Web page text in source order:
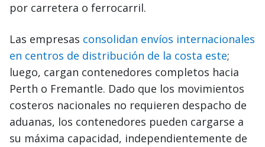
por carretera o ferrocarril.
Las empresas consolidan envíos internacionales
en centros de distribución de la costa este;
luego, cargan contenedores completos hacia
Perth o Fremantle. Dado que los movimientos
costeros nacionales no requieren despacho de
aduanas, los contenedores pueden cargarse a
su máxima capacidad, independientemente de